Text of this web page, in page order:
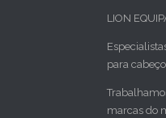
LION
para
marcas do